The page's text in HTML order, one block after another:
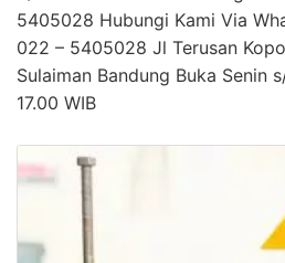
5405028 Hubungi Kami Via
022 – 5405028 Jl Terusan
Sulaiman Bandung Buka Senin
17.00 WIB